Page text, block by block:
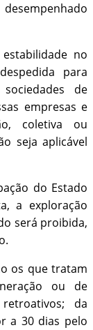
no
para
de
empresas e
coletiva ou
seja aplicável
do Estado
a exploração
será proibida,
os que tratam
ou de
da
a 30 dias pelo